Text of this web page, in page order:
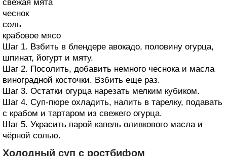
свежая мята
чеснок
соль
крабовое мясо
Шаг 1. Взбить в блендере авокадо, половину огурца,
шпинат, йогурт и мяту.
Шаг 2. Посолить, добавить немного чеснока и масла
виноградной косточки. Взбить еще раз.
Шаг 3. Остатки огурца нарезать мелким кубиком.
Шаг 4. Суп-пюре охладить, налить в тарелку, подавать
с крабом и тартаром из свежего огурца.
Шаг 5. Украсить парой капель оливкового масла и
чёрной солью.
Холодный суп с ростбифом